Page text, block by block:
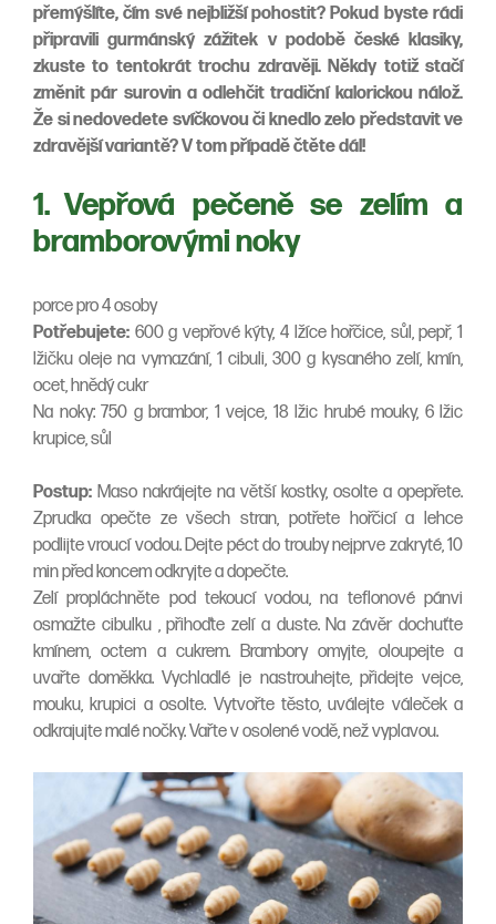
přemýšlíte, čím své nejbližší pohostit? Pokud byste rádi
připravili gurmánský zážitek v podobě české klasiky,
zkuste to tentokrát trochu zdravěji. Někdy totiž stačí
změnit pár surovin a odlehčit tradiční kalorickou nálož.
Že si nedovedete svíčkovou či knedlo zelo představit ve
zdravější variantě? V tom případě čtěte dál!
1. Vepřová pečeně se zelím a
bramborovými noky
porce pro 4 osoby
Potřebujete: 600 g vepřové kýty, 4 lžíce hořčice, sůl, pepř, 1
lžičku oleje na vymazání, 1 cibuli, 300 g kysaného zelí, kmín,
ocet, hnědý cukr
Na noky: 750 g brambor, 1 vejce, 18 lžic hrubé mouky, 6 lžic
krupice, sůl
Postup: Maso nakrájejte na větší kostky, osolte a opepřete.
Zprudka opečte ze všech stran, potřete hořčicí a lehce
podlijte vroucí vodou. Dejte péct do trouby nejprve zakryté, 10
min před koncem odkryjte a dopečte.
Zelí propláchněte pod tekoucí vodou, na teflonové pánvi
osmažte cibulku , přihoďte zelí a duste. Na závěr dochuťte
kmínem, octem a cukrem. Brambory omyjte, oloupejte a
uvařte doměkka. Vychladlé je nastrouhejte, přidejte vejce,
mouku, krupici a osolte. Vytvořte těsto, uválejte váleček a
odkrajujte malé nočky. Vařte v osolené vodě, než vyplavou.